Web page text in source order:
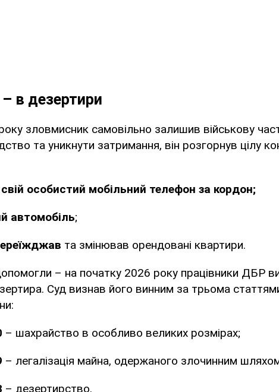
– в дезертири
зловмисник самовільно залишив військову
та уникнути затримання, він розгорнув цілу
особистий мобільний телефон за кордон;
автомобіль;
та змінював орендовані квартири.
– на початку 2026 року працівники ДБР
Суд визнав його винним за трьома
– шахрайство в особливо великих розмірах;
– легалізація майна, одержаного злочинним
– дезертирство.